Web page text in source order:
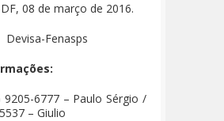
08 de março de 2016.
Devisa-Fenasps
9205-6777 – Paulo Sérgio /
– Giulio